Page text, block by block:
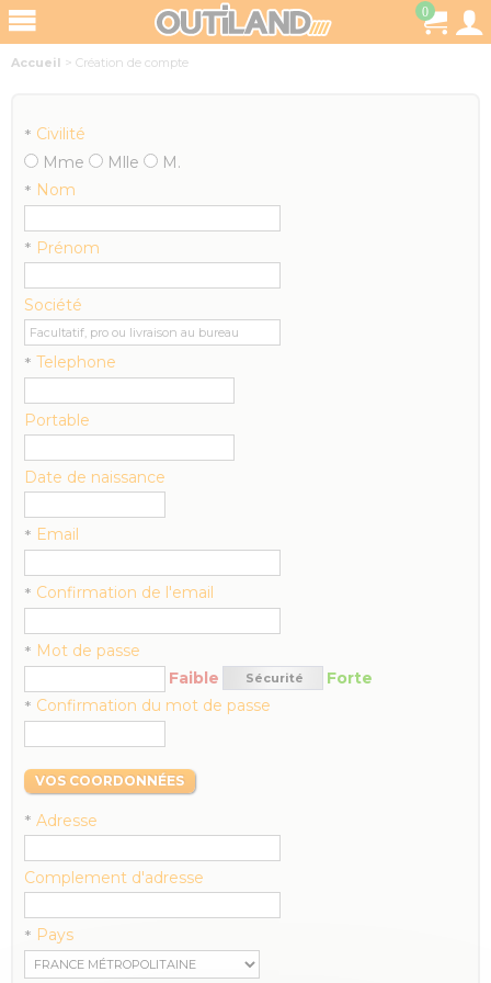
0
Accueil > Création de compte
* Civilité
Mme
Mlle M.
* Nom
* Prénom
Société
* Telephone
Portable
Date de naissance
* Email
* Confirmation de l'email
* Mot de passe
Faible
Sécurité Forte
* Confirmation du mot de passe
VOS COORDONNÉES
* Adresse
Complement d'adresse
* Pays